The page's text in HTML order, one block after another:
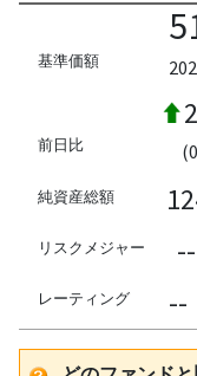
基準価額
前日比
純資産総額
リスクメジャー --
レーティング --